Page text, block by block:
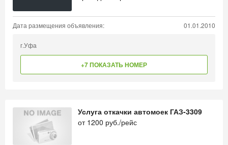
Дата размещения объявления: 01.01.2010
г.Уфа
+7 ПОКАЗАТЬ НОМЕР
Услуга откачки автомоек ГАЗ-3309
от 1200 руб./рейс